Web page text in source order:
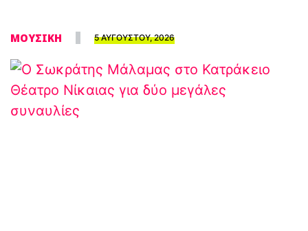
ΜΟΥΣΙΚΗ 5 ΑΥΓΟΥΣΤΟΥ, 2026